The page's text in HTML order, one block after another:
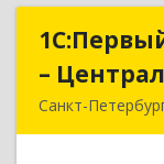
–
Санкт-